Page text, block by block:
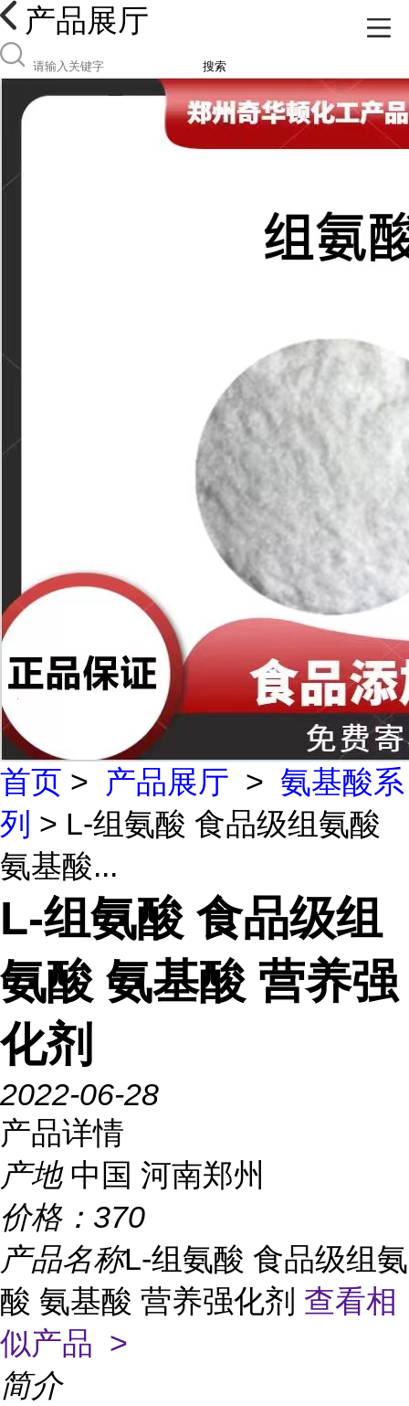
产品展厅
搜索
首页 > 产品展厅 > 氨基酸系
列 > L-组氨酸 食品级组氨酸
氨基酸...
L-组氨酸 食品级组
氨酸 氨基酸 营养强
化剂
2022-06-28
产品详情
产地 中国 河南郑州
价格： 370
产品名称L-组氨酸 食品级组氨
酸 氨基酸 营养强化剂 查看相
似产品 >
简介